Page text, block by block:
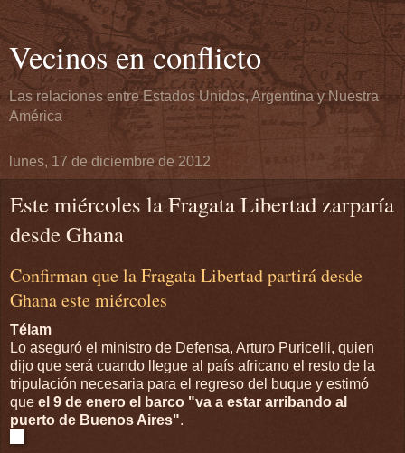
Vecinos en conflicto
Las relaciones entre Estados Unidos, Argentina y Nuestra
América
lunes, 17 de diciembre de 2012
Este miércoles la Fragata Libertad zarparía
desde Ghana
Confirman que la Fragata Libertad partirá desde
Ghana este miércoles
Télam
Lo aseguró el ministro de Defensa, Arturo Puricelli, quien
dijo que será cuando llegue al país africano el resto de la
tripulación necesaria para el regreso del buque y estimó
que el 9 de enero el barco "va a estar arribando al
puerto de Buenos Aires".